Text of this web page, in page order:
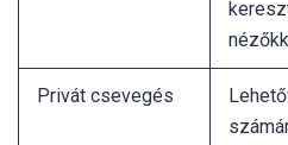
Privát csevegés